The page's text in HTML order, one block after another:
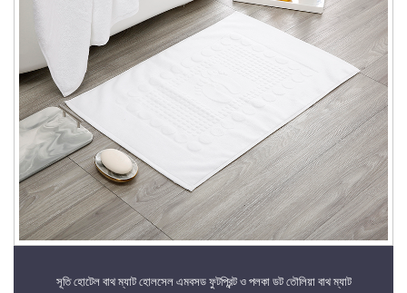
সূতি হোটেল বাথ ম্যাট হোলসেল এমবসড ফুটপ্রিন্ট ও পলকা ডট তৌলিয়া বাথ ম্যাট